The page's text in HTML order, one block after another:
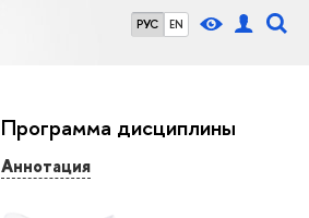
РУС EN
Программа дисциплины
Аннотация